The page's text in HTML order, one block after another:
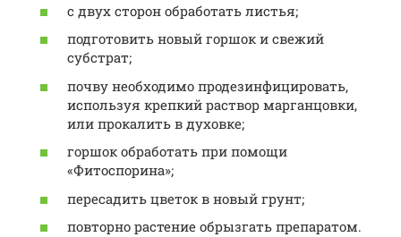
с двух сторон обработать листья;
подготовить новый горшок и свежий
субстрат;
почву необходимо продезинфицировать,
используя крепкий раствор марганцовки,
или прокалить в духовке;
горшок обработать при помощи
«Фитоспорина»;
пересадить цветок в новый грунт;
повторно растение обрызгать препаратом.